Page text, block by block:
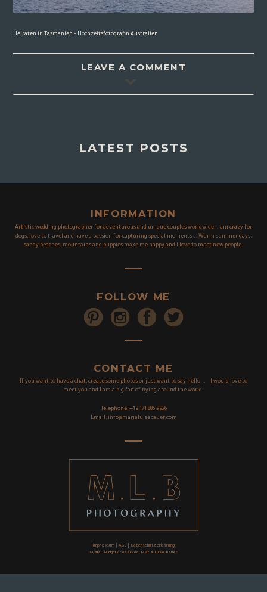
Heiraten in Tasmanien – Hochzeitsfotografin Australien
LEAVE A COMMENT
LATEST POSTS
INFORMATION
Artistic wedding photographer for adventurous and unique couples worldwide. I am crazy for
dogs, love to travel and have a passion for capturing special moments... Warm summer days,
sandy beaches, mountains and puppies make me happy and I love to meet new people.
FOLLOW ME
CONTACT ME
If you want to have a chat, create some photos or just want to say hello... I would love to
meet you and I am a big fan of flying around the world.
Telephone: +49 171 886 9926
Email: info@marialuisebauer.com
Impressum| AGB| Datenschutzerklärung
© 2020. All rights reserved. Maria Luise Bauer